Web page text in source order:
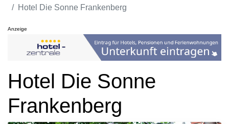
Hotel Die Sonne Frankenberg
Anzeige
Hotel Die Sonne
Frankenberg